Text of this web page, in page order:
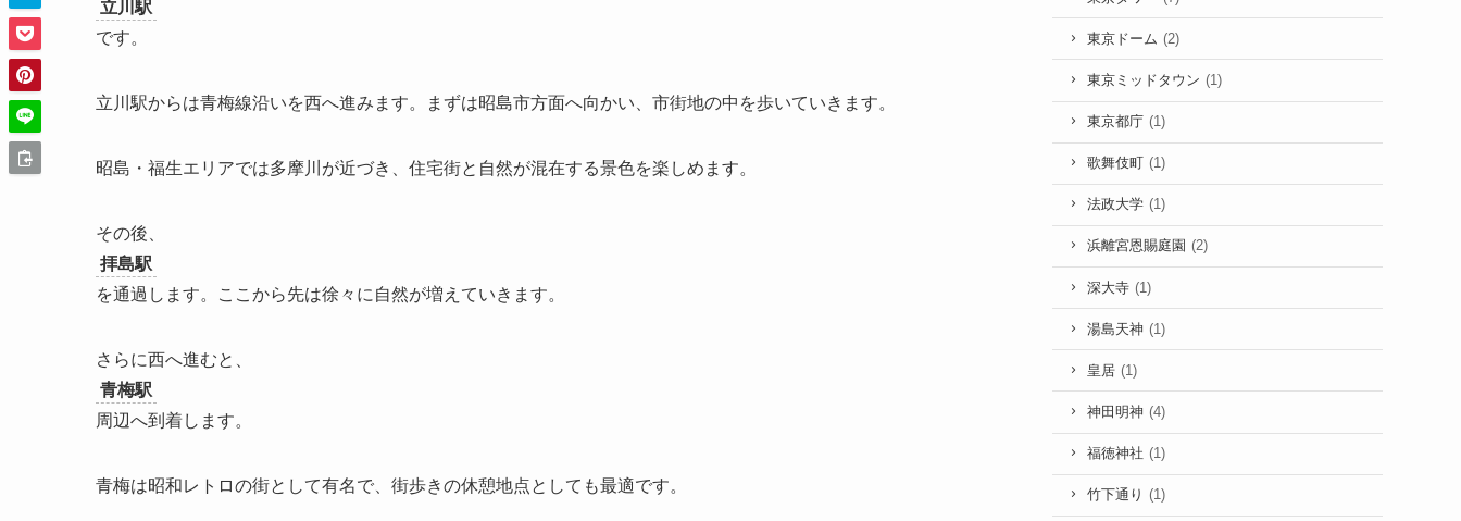
立川駅
です。
立川駅からは青梅線沿いを西へ進みます。まずは昭島市方面へ向かい、市街地の中を歩いていきます。
昭島・福生エリアでは多摩川が近づき、住宅街と自然が混在する景色を楽しめます。
その後、
拝島駅
を通過します。ここから先は徐々に自然が増えていきます。
さらに西へ進むと、
青梅駅
周辺へ到着します。
青梅は昭和レトロの街として有名で、街歩きの休憩地点としても最適です。
東京ドーム (2)
東京ミッドタウン (1)
東京都庁 (1)
歌舞伎町 (1)
法政大学 (1)
浜離宮恩賜庭園 (2)
深大寺 (1)
湯島天神 (1)
皇居 (1)
神田明神 (4)
福徳神社 (1)
竹下通り (1)